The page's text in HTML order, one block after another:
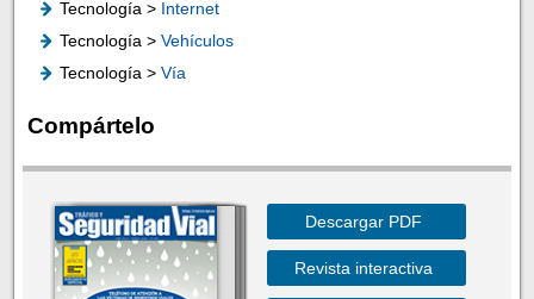
Tecnología > Internet
Tecnología > Vehículos
Tecnología > Vía
Compártelo
Descargar PDF
Revista interactiva